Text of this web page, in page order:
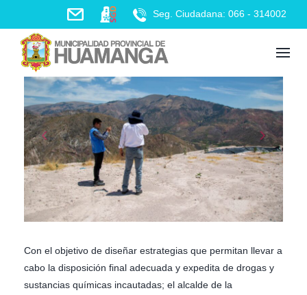
content
Seg. Ciudadana: 066 - 314002
Con el objetivo de diseñar estrategias que permitan llevar a
cabo la disposición final adecuada y expedita de drogas y
sustancias químicas incautadas; el alcalde de la